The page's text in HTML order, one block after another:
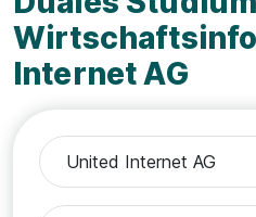
Internet AG